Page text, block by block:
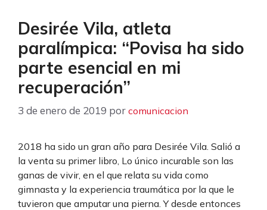
Desirée Vila, atleta
paralímpica: “Povisa ha sido
parte esencial en mi
recuperación”
3 de enero de 2019 por comunicacion
2018 ha sido un gran año para Desirée Vila. Salió a
la venta su primer libro, Lo único incurable son las
ganas de vivir, en el que relata su vida como
gimnasta y la experiencia traumática por la que le
tuvieron que amputar una pierna. Y desde entonces